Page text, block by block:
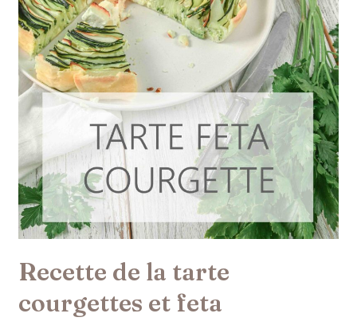
Recette de la tarte
courgettes et feta